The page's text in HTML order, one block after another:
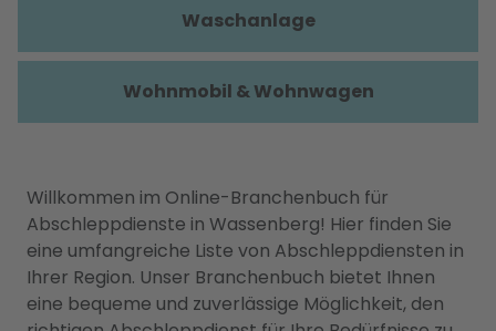
Willkommen im Online-Branchenbuch für
Abschleppdienste in Wassenberg! Hier finden Sie
eine umfangreiche Liste von Abschleppdiensten in
Ihrer Region. Unser Branchenbuch bietet Ihnen
eine bequeme und zuverlässige Möglichkeit, den
Waschanlage
Wohnmobil & Wohnwagen